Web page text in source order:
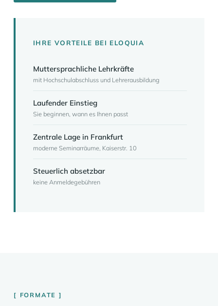
IHRE VORTEILE BEI ELOQUIA
Muttersprachliche Lehrkräfte
mit Hochschulabschluss und Lehrerausbildung
Laufender Einstieg
Sie beginnen, wann es Ihnen passt
Zentrale Lage in Frankfurt
moderne Seminarräume, Kaiserstr. 10
Steuerlich absetzbar
keine Anmeldegebühren
FORMATE